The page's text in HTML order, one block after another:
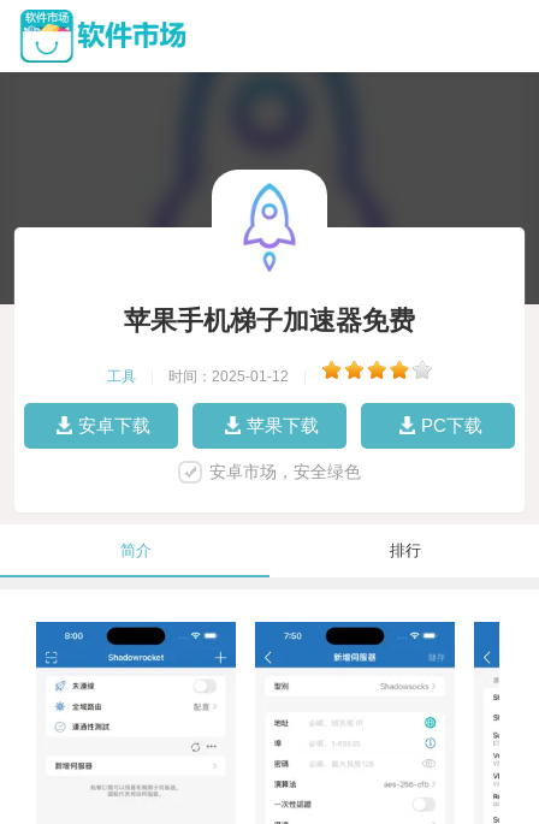
苹果手机梯子加速器免费
工具 时间：2025-01-12
安卓下载 苹果下载 PC下载
安卓市场，安全绿色
简介 排行